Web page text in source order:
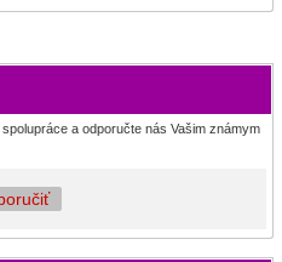
a odporučte nás Vašim známym